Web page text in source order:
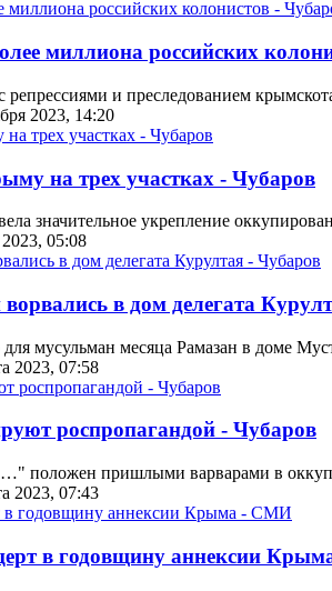
миллиона российских
репрессиями и преследованием
2023, 14:20
на трех участках - Чубаров
значительное укрепление
05:08
в дом делегата
мусульман месяца Рамазан в доме
2023, 07:58
роспропагандой - Чубаров
положен пришлыми варварами в
2023, 07:43
в годовщину аннексии